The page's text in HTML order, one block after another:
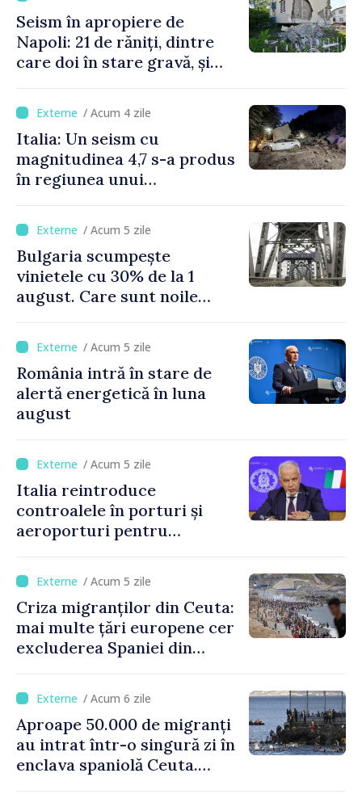
Seism în apropiere de
Napoli: 21 de răniți, dintre
care doi în stare gravă, și
/ Acum 4 zile
Italia: Un seism cu
magnitudinea 4,7 s-a produs
în regiunea unui
de Napoli
/ Acum 5 zile
Bulgaria scumpește
vinietele cu 30% de la 1
august. Care sunt noile
/ Acum 5 zile
România intră în stare de
alertă energetică în luna
august
/ Acum 5 zile
Italia reintroduce
controalele în porturi și
aeroporturi pentru
crizei migranților din Ceuta
/ Acum 5 zile
Criza migranților din Ceuta:
mai multe țări europene cer
excluderea Spaniei din
/ Acum 6 zile
Aproape 50.000 de migranți
au intrat într-o singură zi în
enclava spaniolă Ceuta.